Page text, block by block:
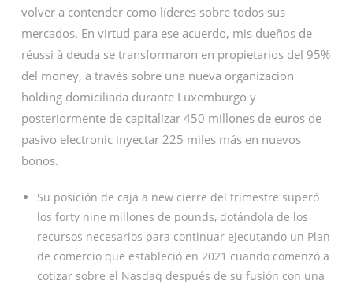
volver a contender como líderes sobre todos sus
mercados. En virtud para ese acuerdo, mis dueños de
réussi à deuda se transformaron en propietarios del 95%
del money, a través sobre una nueva organizacion
holding domiciliada durante Luxemburgo y
posteriormente de capitalizar 450 millones de euros de
pasivo electronic inyectar 225 miles más en nuevos
bonos.
Su posición de caja a new cierre del trimestre superó
los forty nine millones de pounds, dotándola de los
recursos necesarios para continuar ejecutando un Plan
de comercio que estableció en 2021 cuando comenzó a
cotizar sobre el Nasdaq después de su fusión con una